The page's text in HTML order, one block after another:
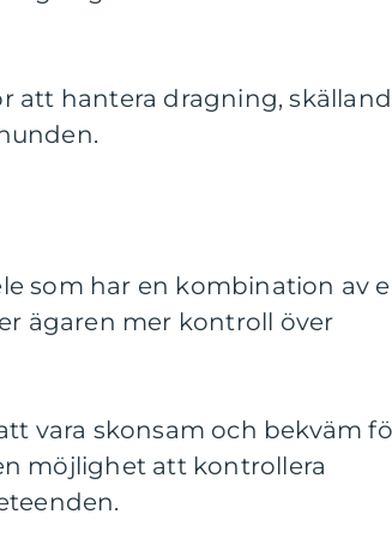
att hantera dragning,
som har en kombination av
ägaren mer kontroll över
vara skonsam och bekväm
möjlighet att kontrollera